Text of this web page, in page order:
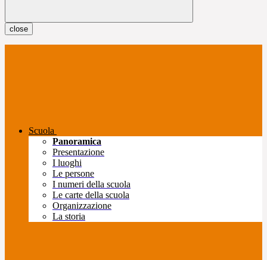
close
Scuola
Panoramica
Presentazione
I luoghi
Le persone
I numeri della scuola
Le carte della scuola
Organizzazione
La storia